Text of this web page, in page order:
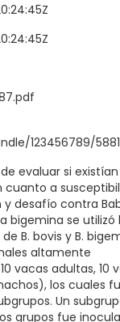
123456789/5881
evaluar si existían
cuanto a
desafío contra
bigemina se utilizó
B. bovis y B.
altamente
vacas adultas, 10
los cuales
Un
grupos fue